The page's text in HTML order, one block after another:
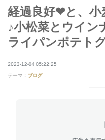
経過良好❤と、小
♪小松菜とウイン
ライパンポテト
2023-12-04 05:22:25
テーマ： ブログ